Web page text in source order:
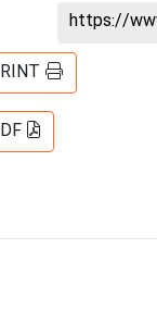
https://
PRINT
PDF